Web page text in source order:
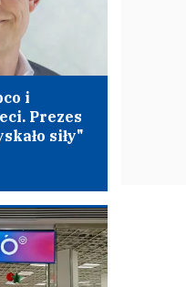
i
Prezes
siły"